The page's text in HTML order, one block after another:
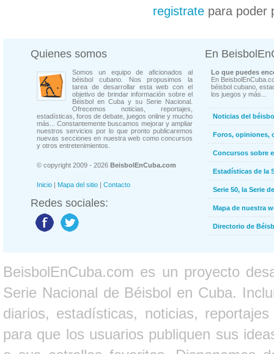
registrate para poder
Quienes somos
Somos un equipo de aficionados al
béisbol cubano. Nos propusimos la
tarea de desarrollar esta web con el
objetivo de brindar información sobre el
Béisbol en Cuba y su Serie Nacional.
Ofrecemos noticias, reportajes,
estadísticas, foros de debate, juegos online y mucho
más... Constantemente buscamos mejorar y ampliar
nuestros servicios por lo que pronto publicaremos
nuevas secciones en nuestra web como concursos
y otros entretenimientos.
© copyright 2009 - 2026 BeisbolEnCuba.com
Inicio | Mapa del sitio | Contacto
Redes sociales:
En
Lo que puedes
En
béisbol cubano,
los juegos y más...
Noticias del
Foros, opiniones,
Concursos sobre
Estadísticas de la
Serie 50, la Serie
Mapa de nuestra
Directorio de
BeisbolEnCuba.com es un proyecto
Serie Nacional de Béisbol en Cuba.
diarios, estadísticas, noticias,
para que los usuarios publiquen sus